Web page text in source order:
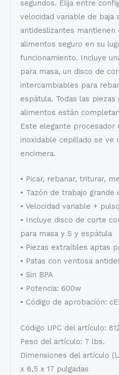
segundos. Elija entre
velocidad variable de baja
antideslizantes mantienen
alimentos seguro en su
funcionamiento. Incluye
para masa, un disco de
intercambiables para
espátula. Todas las
alimentos están
Este elegante procesador
inoxidable cepillado se ve
encimera.
• Picar, rebanar, triturar,
• Tazón de trabajo grande
• Velocidad variable + pulso
• Incluye disco de corte
para masa y S y espátula
• Piezas extraíbles aptas
• Patas con ventosa
• Sin BPA
• Potencia: 600w
• Código de aprobación:
Código UPC del artículo:
Peso del artículo: 7 lbs.
Dimensiones del artículo
x 8,5 x 17 pulgadas